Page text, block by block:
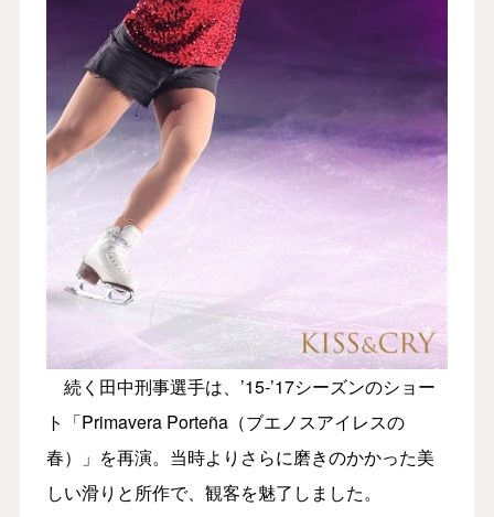
続く田中刑事選手は、’15-’17シーズンのショー
ト「Primavera Porteña（ブエノスアイレスの
春）」を再演。当時よりさらに磨きのかかった美
しい滑りと所作で、観客を魅了しました。